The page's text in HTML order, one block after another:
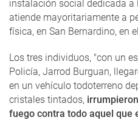
instalación social dedicada
atiende mayoritariamente a
física, en San Bernardino, en
Los tres individuos, "con un
Policía, Jarrod Burguan,
en un vehículo todoterreno
cristales tintados,
fuego contra todo aquel que